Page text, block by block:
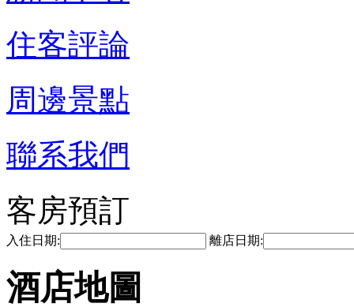
住客評論
周邊景點
聯系我們
客房預訂
入住日期: 離店日期:
酒店地圖